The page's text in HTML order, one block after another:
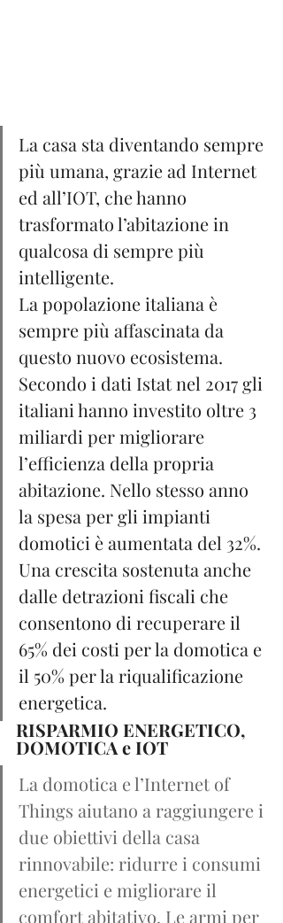
La casa sta diventando sempre
più umana, grazie ad Internet
ed all’IOT, che hanno
trasformato l’abitazione in
qualcosa di sempre più
intelligente.
La popolazione italiana è
sempre più affascinata da
questo nuovo ecosistema.
Secondo i dati Istat nel 2017 gli
italiani hanno investito oltre 3
miliardi per migliorare
l’efficienza della propria
abitazione. Nello stesso anno
la spesa per gli impianti
domotici è aumentata del 32%.
Una crescita sostenuta anche
dalle detrazioni fiscali che
consentono di recuperare il
65% dei costi per la domotica e
il 50% per la riqualificazione
energetica.
RISPARMIO ENERGETICO,
DOMOTICA e IOT
La domotica e l’Internet of
Things aiutano a raggiungere i
due obiettivi della casa
rinnovabile: ridurre i consumi
energetici e migliorare il
comfort abitativo. Le armi per